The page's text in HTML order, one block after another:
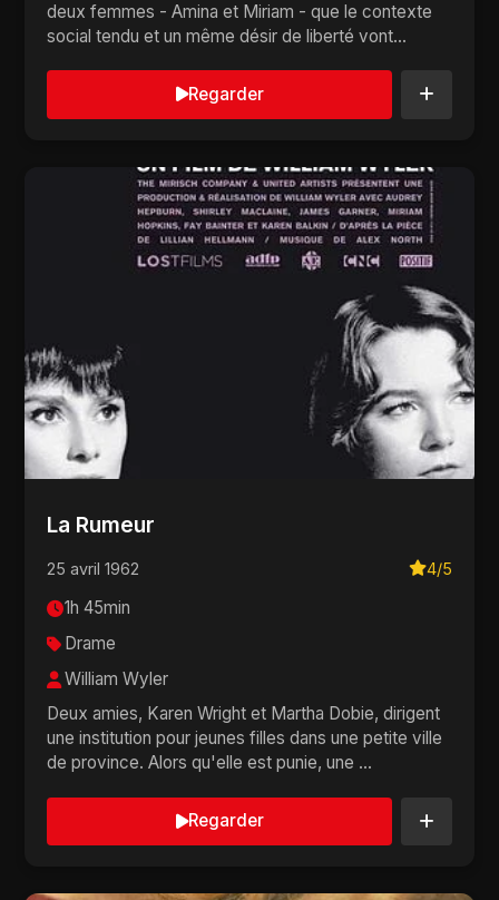
deux femmes - Amina et Miriam - que le contexte
social tendu et un même désir de liberté vont...
Regarder
La Rumeur
25 avril 1962 4/5
1h 45min
Drame
William Wyler
Deux amies, Karen Wright et Martha Dobie, dirigent
une institution pour jeunes filles dans une petite ville
de province. Alors qu'elle est punie, une ...
Regarder